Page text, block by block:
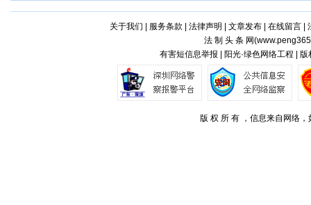
关于我们 服务条款 法律声明 文章发布| 在线留言|
法 制 头 条 网(
有害短信息举报 | 阳光·绿色网络工程 |
版 权 所 有 ，信息来自网络